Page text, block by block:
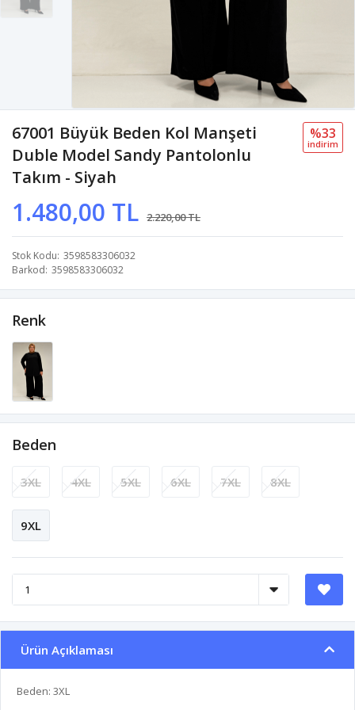
67001 Büyük Beden Kol Manşeti
Duble Model Sandy Pantolonlu
Takım - Siyah
1.480,00 TL 2.220,00 TL
%33
i̇ndi̇ri̇m
Stok Kodu 3598583306032
Barkod 3598583306032
Renk
Beden
3XL 4XL 5XL 6XL 7XL 8XL
9XL
Ürün Açıklaması
Beden: 3XL